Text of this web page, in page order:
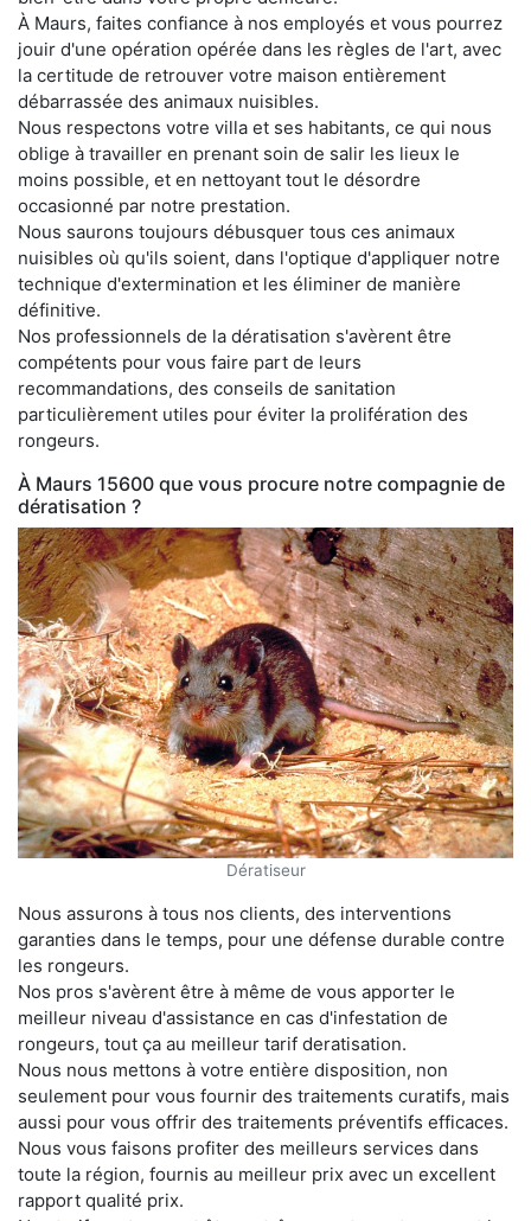
À Maurs, faites confiance à nos employés et vous pourrez
jouir d'une opération opérée dans les règles de l'art, avec
la certitude de retrouver votre maison entièrement
débarrassée des animaux nuisibles.
Nous respectons votre villa et ses habitants, ce qui nous
oblige à travailler en prenant soin de salir les lieux le
moins possible, et en nettoyant tout le désordre
occasionné par notre prestation.
Nous saurons toujours débusquer tous ces animaux
nuisibles où qu'ils soient, dans l'optique d'appliquer notre
technique d'extermination et les éliminer de manière
définitive.
Nos professionnels de la dératisation s'avèrent être
compétents pour vous faire part de leurs
recommandations, des conseils de sanitation
particulièrement utiles pour éviter la prolifération des
rongeurs.
À Maurs 15600 que vous procure notre compagnie de
dératisation ?
Dératiseur
Nous assurons à tous nos clients, des interventions
garanties dans le temps, pour une défense durable contre
les rongeurs.
Nos pros s'avèrent être à même de vous apporter le
meilleur niveau d'assistance en cas d'infestation de
rongeurs, tout ça au meilleur tarif deratisation.
Nous nous mettons à votre entière disposition, non
seulement pour vous fournir des traitements curatifs, mais
aussi pour vous offrir des traitements préventifs efficaces.
Nous vous faisons profiter des meilleurs services dans
toute la région, fournis au meilleur prix avec un excellent
rapport qualité prix.